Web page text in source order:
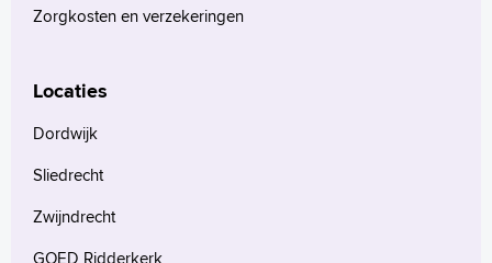
Zorgkosten en verzekeringen
Locaties
Dordwijk
Sliedrecht
Zwijndrecht
GOED Ridderkerk